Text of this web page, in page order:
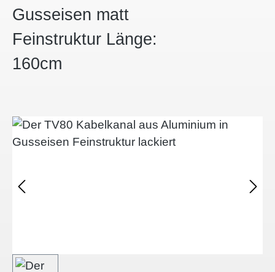
Gusseisen matt
Feinstruktur Länge:
160cm
Bildergalerie überspringen